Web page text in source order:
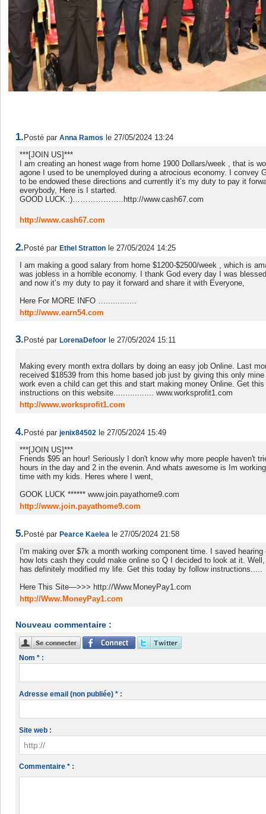
1. Posté parAnna Ramos le 27/05/2024 13:24
***[JOIN US]***
I am creating an honest wage from home 1900 Dollars/week , that is
agone I used to be unemployed during a atrocious economy. I convey
to be endowed these directions and currently it’s my duty to pay it
everybody, Here is I started.
GOOD LUCK.:)………………..http://www.cash67.com
http://www.cash67.com
2. Posté parEthel Stratton le 27/05/2024 14:25
I am making a good salary from home $1200-$2500/week , which is
was jobless in a horrible economy. I thank God every day I was
and now it’s my duty to pay it forward and share it with Everyone,
Here For MORE INFO ….............
http://www.earn54.com
3. Posté parLorenaDefoor le 27/05/2024 15:11
Making every month extra dollars by doing an easy job Online. Last
received $18539 from this home based job just by giving this only
work even a child can get this and start making money Online. Get
instructions on this website................. www.worksprofit1.com
http://www.worksprofit1.com
4. Posté parjenix84502 le 27/05/2024 15:49
***[JOIN US]***
Friends $95 an hour! Seriously I don't know why more people haven't
hours in the day and 2 in the evenin. And whats awesome is Im
time with my kids. Heres where I went,
GOOK LUCK ****** www.join.payathome9.com
http://www.join.payathome9.com
5.Posté parPearce Kaelea le 27/05/2024 21:58
I'm making over $7k a month working component time. I saved hearing
how lots cash they could make online so Q I decided to look at it.
has definitely modified my life. Get this today by follow instructions.....
Here This Site—>>> http://Www.MoneyPay1.com
http://Www.MoneyPay1.com
Nouveau commentaire :
Nom * :
Adresse email (non publiée) * :
Site web :
Commentaire * :